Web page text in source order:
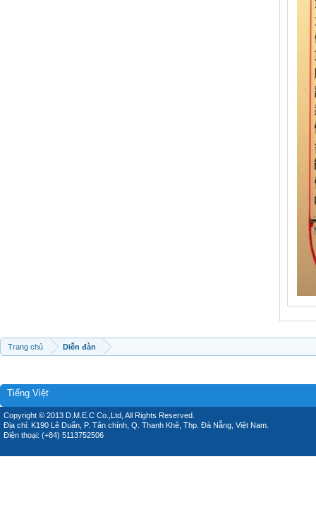
Trang chủ Diễn đàn
Tiếng Việt
Copyright © 2013 D.M.E.C Co.,Ltd, All Rights Reserved.
Địa chỉ: K190 Lê Duẩn, P. Tân chính, Q. Thanh Khê, Thp. Đà Nẵng, Việt Nam.
Điện thoại: (+84) 5113752506